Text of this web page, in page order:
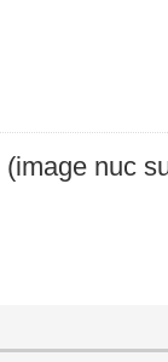
(image nuc